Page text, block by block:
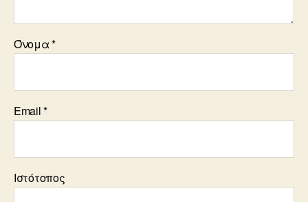
Όνομα*
Email*
Ιστότοπος